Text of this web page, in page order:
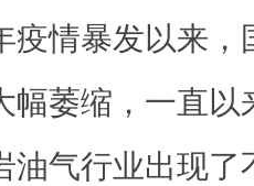
疫情暴发以来，
幅萎缩，一直以
油气行业出现